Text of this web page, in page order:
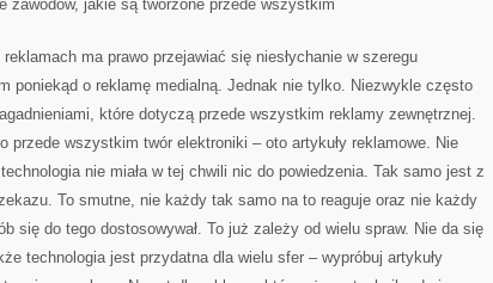
zawodów, jakie są tworzone przede wszystkim
ma prawo przejawiać się niesłychanie w szeregu
poniekąd o reklamę medialną. Jednak nie tylko. Niezwykle często
które dotyczą przede wszystkim reklamy zewnętrznej.
przede wszystkim twór elektroniki – oto artykuły reklamowe. Nie
nie miała w tej chwili nic do powiedzenia. Tak samo jest z
To smutne, nie każdy tak samo na to reaguje oraz nie każdy
się do tego dostosowywał. To już zależy od wielu spraw. Nie da się
technologia jest przydatna dla wielu sfer – wypróbuj artykuły